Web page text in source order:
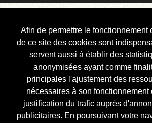
Afin de permettre le fonctionnement
de ce site des cookies sont
servent aussi à établir des
anonymisées ayant comme
principales l'ajustement des
nécessaires à son fonctionnement
justification du trafic auprès
publicitaires. En poursuivant votre
Courbis, « LE »
Blog Officiel
Bienvenue
Réalisations
Divers (et d’été)